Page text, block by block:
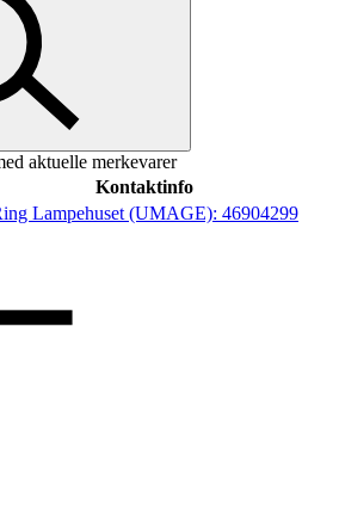
aktuelle merkevarer
Kontaktinfo
Lampehuset (UMAGE): 46904299